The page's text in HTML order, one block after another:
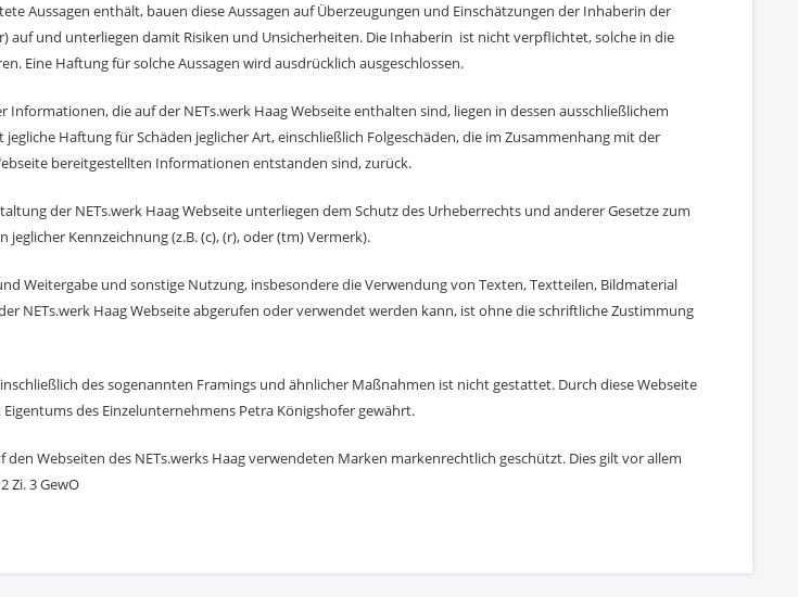
Aussagen enthält, bauen diese Aussagen auf Überzeugungen und Einschätzungen der Inhaberin der
auf und unterliegen damit Risiken und Unsicherheiten. Die Inhaberin ist nicht verpflichtet, solche in die
Eine Haftung für solche Aussagen wird ausdrücklich ausgeschlossen.
die auf der NETs.werk Haag Webseite enthalten sind, liegen in dessen ausschließlichem
Haftung für Schäden jeglicher Art, einschließlich Folgeschäden, die im Zusammenhang mit der
bereitgestellten Informationen entstanden sind, zurück.
der NETs.werk Haag Webseite unterliegen dem Schutz des Urheberrechts und anderer Gesetze zum
Kennzeichnung (z.B. (c), (r), oder (tm) Vermerk).
Weitergabe und sonstige Nutzung, insbesondere die Verwendung von Texten, Textteilen, Bildmaterial
NETs.werk Haag Webseite abgerufen oder verwendet werden kann, ist ohne die schriftliche Zustimmung
des sogenannten Framings und ähnlicher Maßnahmen ist nicht gestattet. Durch diese Webseite
des Einzelunternehmens Petra Königshofer gewährt.
Webseiten des NETs.werks Haag verwendeten Marken markenrechtlich geschützt. Dies gilt vor allem
Zi. 3 GewO